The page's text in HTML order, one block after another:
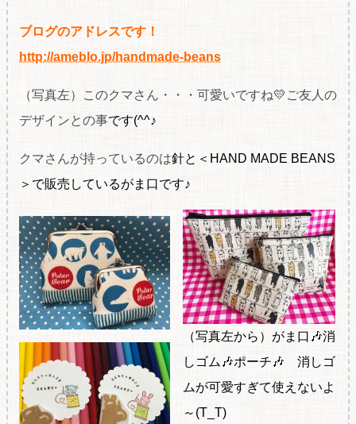
ブログのアドレスです！
http://ameblo.jp/handmade-beans
（写真左）このクマさん・・・可愛いですね💛ご友人の
デザインとの事です(^^♪
クマさんが持っているのは針と＜HAND MADE BEANS
＞で販売しているがま口です♪
（写真左から）がま口🎶消
しゴム🎶ポーチ🎶 消しゴ
ムが可愛すぎて使えないよ
～(T_T)